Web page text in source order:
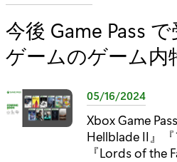
ゴ
リ
今後 Game Pass
ゲームのゲーム内
05/16/2024
Xbox Game
Hellblade II』
『Lords of the